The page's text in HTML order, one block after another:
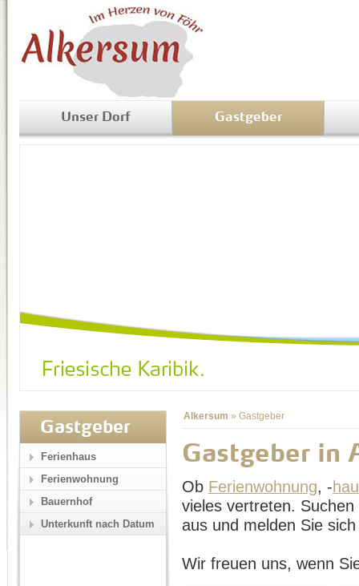
Unser Dorf Gastgeber
Alkersum » Gastgeber
Gastgeber in
Ob Ferienwohnung, -
vieles vertreten.
aus und melden Sie
Wir freuen uns, wenn
Gastgeber
Ferienhaus
Ferienwohnung
Bauernhof
Unterkunft nach Datum